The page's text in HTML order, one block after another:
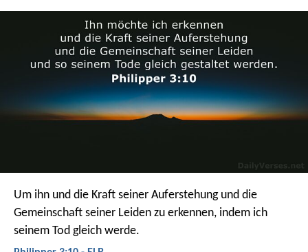
Um ihn und die Kraft seiner Auferstehung und die
Gemeinschaft seiner Leiden zu erkennen, indem ich
seinem Tod gleich werde.